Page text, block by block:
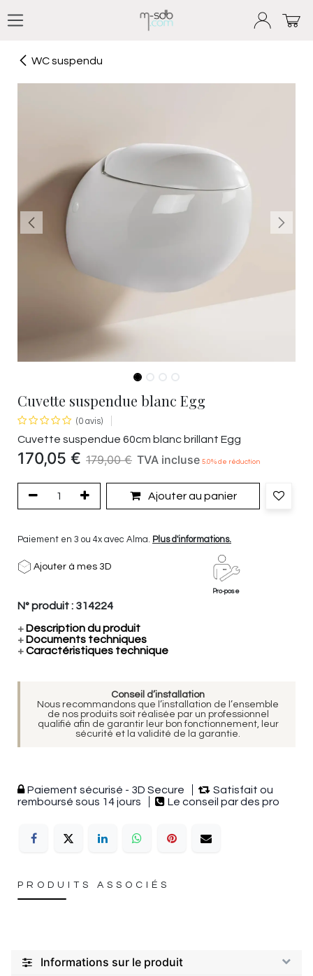
WC suspendu
Cuvette suspendue blanc Egg
(0 avis)
Cuvette suspendue 60cm blanc brillant Egg
170,05 € 179,00€ TVA incluse 5.0% de réduction
Ajouter au panier
Paiement en 3 ou 4x avec Alma. Plus d'informations.
Ajouter à mes 3D
Pro-pose
N° produit : 314224
+ Description du produit
+ Documents techniques
+Caractéristiques technique
Conseil d’installation
Nous recommandons que l’installation de l’ensemble
de nos produits soit réalisée par un professionnel
qualifié afin de garantir leur bon fonctionnement, leur
sécurité et la validité de la garantie.
Paiement sécurisé - 3D Secure
Satisfait ou
remboursé sous 14 jours
Le conseil par des pro
PRODUITS ASSOCIÉS
Informations sur le produit